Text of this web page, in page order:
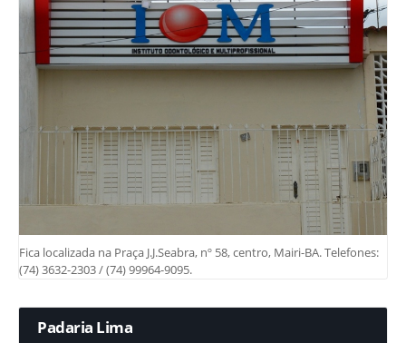
Fica localizada na Praça J.J.Seabra, nº 58, centro, Mairi-BA. Telefones:
(74) 3632-2303 / (74) 99964-9095.
Padaria Lima